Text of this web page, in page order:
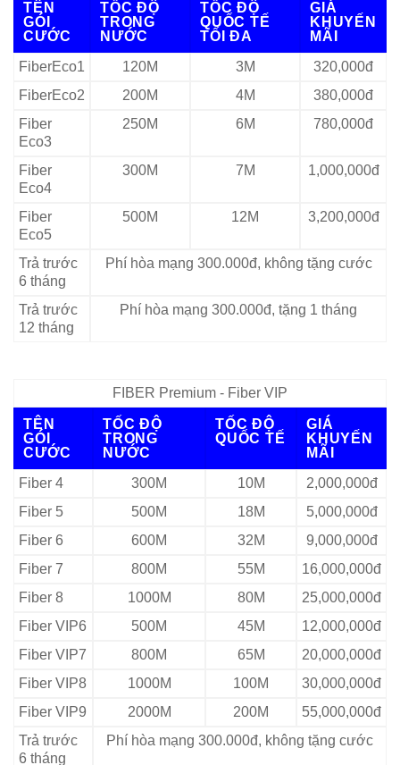
TÊN
GÓI
CƯỚC
TỐC ĐỘ
TRONG
NƯỚC
TỐC ĐỘ
QUỐC TẾ
TỐI ĐA
GIÁ
KHUYẾN
MÃI
FiberEco1
120M 3M
320,000đ
FiberEco2
200M 4M
380,000đ
Fiber
Eco3
250M 6M 780,000đ
Fiber
Eco4
300M 7M 1,000,000đ
Fiber
Eco5
500M 12M 3,200,000đ
Trả trước
6 tháng
Phí hòa mạng 300.000đ, không tặng cước
Trả trước
12 tháng
Phí hòa mạng 300.000đ, tặng 1 tháng
FIBER Premium - Fiber VIP
TÊN
GÓI
CƯỚC
TỐC ĐỘ
TRONG
NƯỚC
TỐC ĐỘ
QUỐC TẾ
GIÁ
KHUYẾN
MÃI
Fiber 4
300M 10M
2,000,000đ
Fiber 5
500M 18M
5,000,000đ
Fiber 6
600M 32M
9,000,000đ
Fiber 7
800M 55M
16,000,000đ
Fiber 8
1000M 80M
25,000,000đ
Fiber VIP6
500M 45M
12,000,000đ
Fiber VIP7
800M 65M
20,000,000đ
Fiber VIP8
1000M 100M
30,000,000đ
Fiber VIP9
2000M 200M
55,000,000đ
Trả trước
6 tháng
Phí hòa mạng 300.000đ, không tặng cước